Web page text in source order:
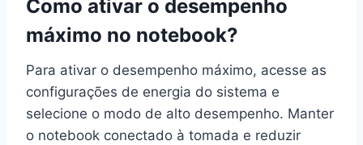
Como ativar o desempenho
máximo no notebook?
Para ativar o desempenho máximo, acesse as
configurações de energia do sistema e
selecione o modo de alto desempenho. Manter
o notebook conectado à tomada e reduzir